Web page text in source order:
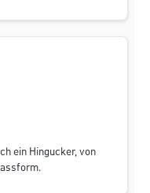
von 5 Sternen
ein Hingucker, von